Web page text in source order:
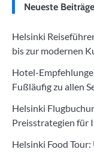
Neueste Beiträge
Helsinki
bis zur modernen
Hotel-
Fußläufig zu allen
Helsinki
Preisstrategien für
Helsinki Food